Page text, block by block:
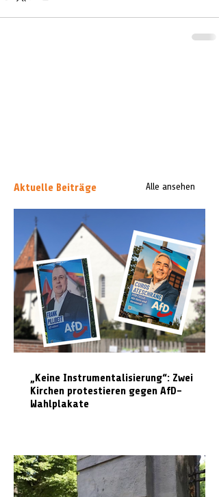
Aktuelle Beiträge Alle ansehen
„Keine Instrumentalisierung“: Zwei
Kirchen protestieren gegen AfD-
Wahlplakate